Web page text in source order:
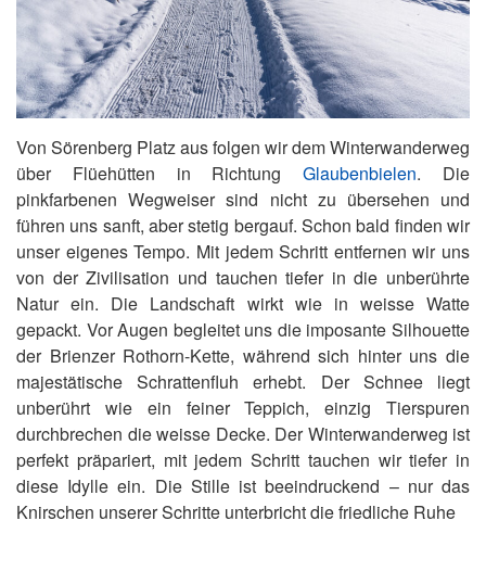
Von Sörenberg Platz aus folgen wir dem Winterwanderweg
über Flüehütten in RichtungGlaubenbielen. Die
pinkfarbenen Wegweiser sind nicht zu übersehen und
führen uns sanft, aber stetig bergauf. Schon bald finden wir
unser eigenes Tempo. Mit jedem Schritt entfernen wir uns
von der Zivilisation und tauchen tiefer in die unberührte
Natur ein. Die Landschaft wirkt wie in weisse Watte
gepackt. Vor Augen begleitet uns die imposante Silhouette
der Brienzer Rothorn-Kette, während sich hinter uns die
majestätische Schrattenfluh erhebt. Der Schnee liegt
unberührt wie ein feiner Teppich, einzig Tierspuren
durchbrechen die weisse Decke. Der Winterwanderweg ist
perfekt präpariert, mit jedem Schritt tauchen wir tiefer in
diese Idylle ein. Die Stille ist beeindruckend – nur das
Knirschen unserer Schritte unterbricht die friedliche Ruhe